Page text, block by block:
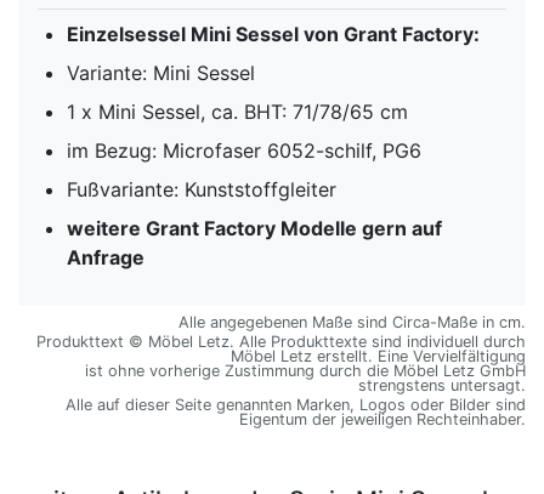
Einzelsessel Mini Sessel von Grant Factory:
Variante: Mini Sessel
1 x Mini Sessel, ca. BHT: 71/78/65 cm
im Bezug: Microfaser 6052-schilf, PG6
Fußvariante: Kunststoffgleiter
weitere Grant Factory Modelle gern auf
Anfrage
Alle angegebenen Maße sind Circa-Maße in cm.
Produkttext © Möbel Letz. Alle Produkttexte sind individuell durch
Möbel Letz erstellt. Eine Vervielfältigung
ist ohne vorherige Zustimmung durch die Möbel Letz GmbH
strengstens untersagt.
Alle auf dieser Seite genannten Marken, Logos oder Bilder sind
Eigentum der jeweiligen Rechteinhaber.